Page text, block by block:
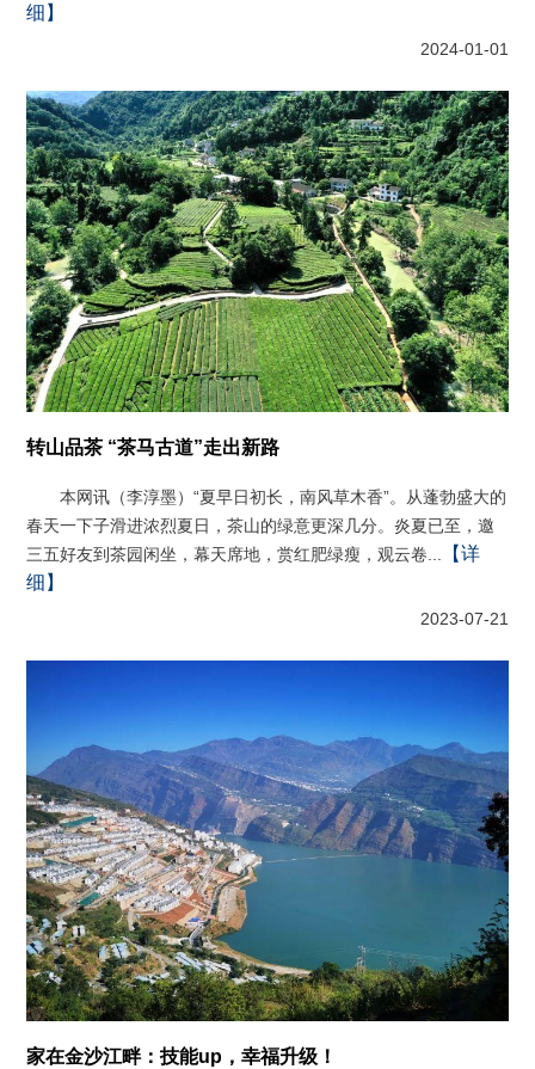
细】
2024-01-01
转山品茶 “茶马古道”走出新路
本网讯（李淳墨）“夏早日初长，南风草木香”。从蓬勃盛大的
春天一下子滑进浓烈夏日，茶山的绿意更深几分。炎夏已至，邀
三五好友到茶园闲坐，幕天席地，赏红肥绿瘦，观云卷...
【详
细】
2023-07-21
家在金沙江畔：技能up，幸福升级！